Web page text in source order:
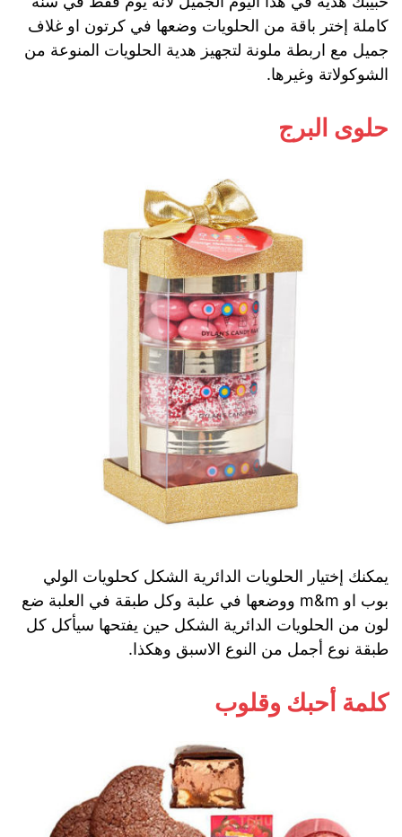
كاملة إختر باقة من الحلويات وضعها في كرتون او غلاف
جميل مع اربطة ملونة لتجهيز هدية الحلويات المنوعة من
الشوكولاتة وغيرها.
حلوى البرج
يمكنك إختيار الحلويات الدائرية الشكل كحلويات الولي
بوب او m&m ووضعها في علبة وكل طبقة في العلبة ضع
لون من الحلويات الدائرية الشكل حين يفتحها سيأكل كل
طبقة نوع أجمل من النوع الاسبق وهكذا.
كلمة أحبك وقلوب